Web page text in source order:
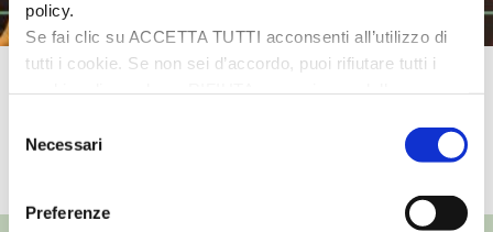
policy.
Se fai clic su ACCETTA TUTTI acconsenti all’utilizzo di
tutti i cookie. Se non sei d’accordo, puoi rifiutare tutti i
desideri accettare e cliccando ACCETTA SELEZIONATI.
delNecessari
Preferenze
L’apicoltura familiare secondo